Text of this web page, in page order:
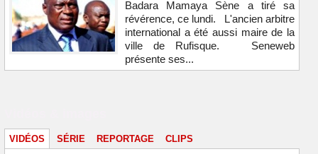
Badara Mamaya Sène a tiré sa
révérence, ce lundi. L'ancien arbitre
international a été aussi maire de la
ville de Rufisque. Seneweb
présente ses...
VIDÉOS SÉRIE REPORTAGE CLIPS